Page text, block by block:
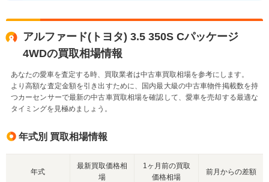
アルファード(トヨタ) 3.5 350S Cパッケージ
4WDの買取相場情報
あなたの愛車を査定する時、買取業者は中古車買取相場を参考にします。
より高額な査定金額を引き出すために、国内最大級の中古車物件掲載数を持
つカーセンサーで最新の中古車買取相場を確認して、愛車を売却する最適な
タイミングを見極めましょう。
年式別 買取相場情報
年式
最新買取価格相
場
1ヶ月前の買取
価格相場
前月からの差額